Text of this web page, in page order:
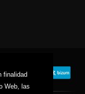
finalidad
Web, las